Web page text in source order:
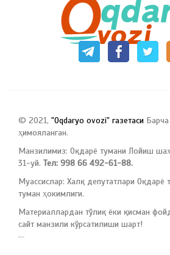
© 2021, "Oqdaryo ovozi" газетаси
ҳимояланган.
Манзилимиз: Оқдарё тумани Лойиш
31-уй. Тел: 998 66 492-61-88.
Муассислар: Халқ депутатлари Оқдарё
туман ҳокимлиги.
Материаллардан тўлиқ ёки қисман
сайт манзили кўрсатилиши шарт!